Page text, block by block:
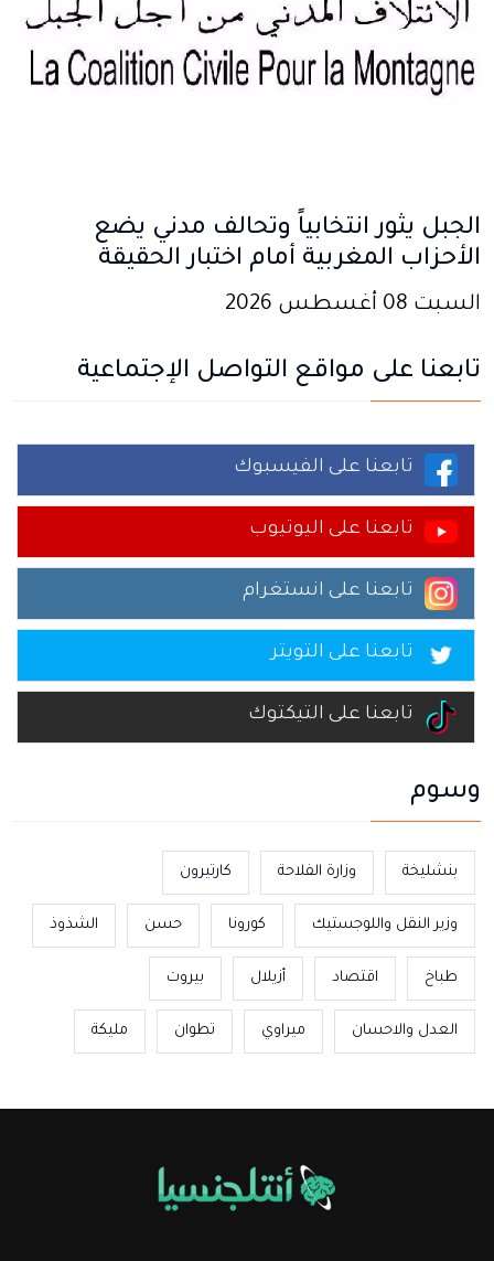
الجبل يثور انتخابياً وتحالف مدني يضع
الأحزاب المغربية أمام اختبار الحقيقة
السبت 08 أغسطس 2026
تابعنا على مواقع التواصل الإجتماعية
تابعنا على الفيسبوك
تابعنا على اليوتيوب
تابعنا على انستغرام
تابعنا على التويتر
تابعنا على التيكتوك
وسوم
بنشليخة وزارة الفلاحة كارتيرون
وزير النقل واللوجستيك كورونا حسن الشذوذ
طباخ اقتصاد أزيلال بيروت
العدل والاحسان ميراوي تطوان مليكة